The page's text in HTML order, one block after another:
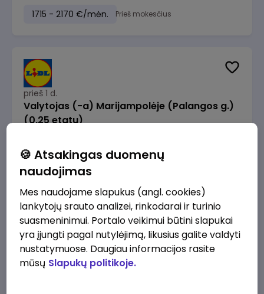
1715 - 2170 €/mėn. Prieš mokesčius
prieš 1 d.
Valytojas (-a) Marijampolėje (Palangos g.)
(0,25 etatu)
289 - 337 €/mėn. Prieš mokesčius
prieš 1 d.
Talent Development Project Manager (fixed
term - 1.5 years)
🍪 Atsakingas duomenų
naudojimas
Mes naudojame slapukus (angl. cookies)
lankytojų srauto analizei, rinkodarai ir turinio
suasmeninimui. Portalo veikimui būtini slapukai
yra įjungti pagal nutylėjimą, likusius galite valdyti
nustatymuose. Daugiau informacijos rasite
mūsų Slapukų politikoje.